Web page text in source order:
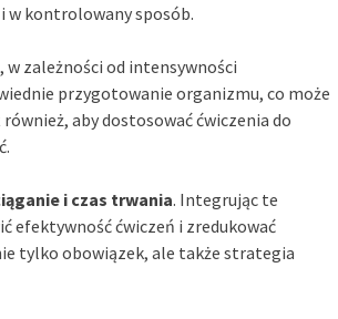
w kontrolowany sposób.
w zależności od intensywności
przygotowanie organizmu, co może
również, aby dostosować ćwiczenia do
i czas trwania. Integrując te
efektywność ćwiczeń i zredukować
tylko obowiązek, ale także strategia